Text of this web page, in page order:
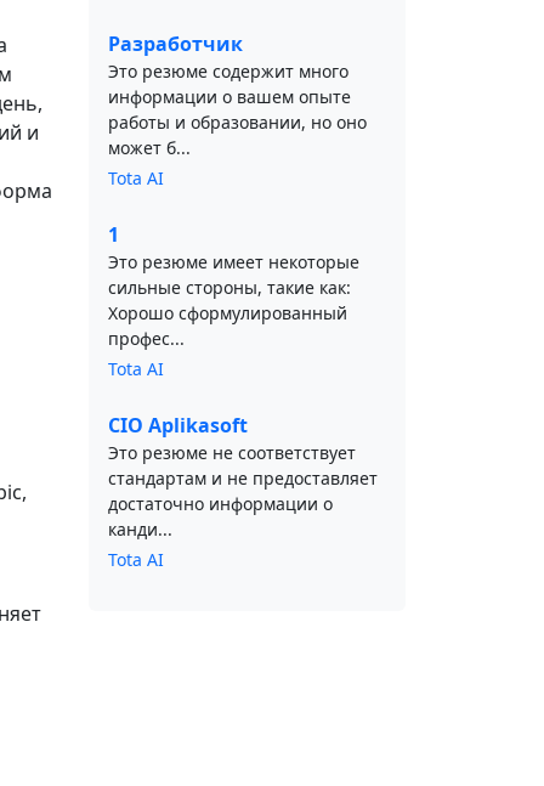
и
Разработчик
Это резюме содержит много
информации о вашем опыте
работы и образовании, но оно
может б...
Tota AI
1
Это резюме имеет некоторые
сильные стороны, такие как:
Хорошо сформулированный
профес...
Tota AI
CIO Aplikasoft
Это резюме не соответствует
стандартам и не предоставляет
достаточно информации о
канди...
Tota AI